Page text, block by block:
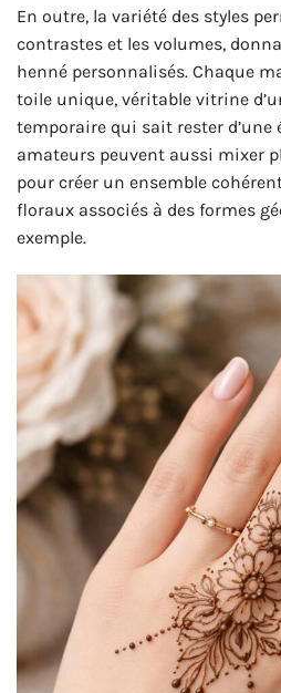
En outre, la variété des styles
contrastes et les volumes,
henné personnalisés. Chaque
toile unique, véritable vitrine
temporaire qui sait rester d’une
amateurs peuvent aussi mixer
pour créer un ensemble
floraux associés à des formes
exemple.